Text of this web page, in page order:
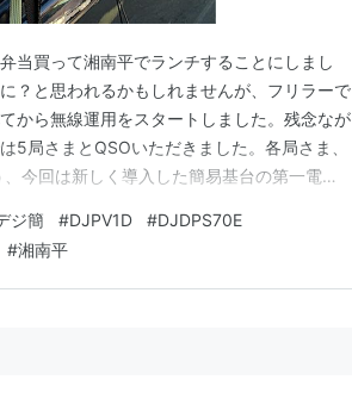
当買って湘南平でランチすることにしまし
？と思われるかもしれませんが、フリラーで
から無線運用をスタートしました。残念なが
5局さまとQSOいただきました。各局さま、
今回は新しく導入した簡易基台の第一電波
したクルマの窓ガラスにクリップし、第一
ジ簡 #DJPV1D #DJDPS70E
#湘南平